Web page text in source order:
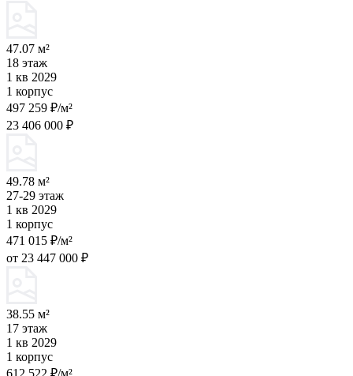
47.07 м²
18 этаж
1 кв 2029
1 корпус
497 259 ₽/м²
23 406 000 ₽
49.78 м²
27-29 этаж
1 кв 2029
1 корпус
471 015 ₽/м²
от 23 447 000 ₽
38.55 м²
17 этаж
1 кв 2029
1 корпус
612 522 ₽/м²